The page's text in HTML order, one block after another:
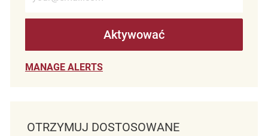
Aktywować
MANAGE ALERTS
OTRZYMUJ DOSTOSOWANE